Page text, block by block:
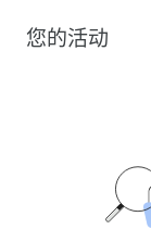
您的活动